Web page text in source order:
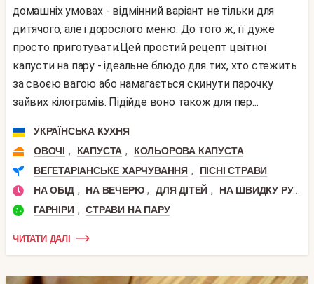
домашніх умовах - відмінний варіант не тільки для
дитячого, але і дорослого меню. До того ж, її дуже
просто приготувати.Цей простий рецепт цвітної
капусти на пару - ідеальне блюдо для тих, хто стежить
за своєю вагою або намагається скинути парочку
зайвих кілограмів. Підійде воно також для пер...
УКРАЇНСЬКА КУХНЯ
ОВОЧІ , КАПУСТА ,
КОЛЬОРОВА КАПУСТА
ВЕГЕТАРІАНСЬКЕ ХАРЧУВАННЯ ,
ПІСНІ СТРАВИ
НА ОБІД , НА ВЕЧЕРЮ , ДЛЯ ДІТЕЙ ,
НА ШВИДКУ РУКУ
ГАРНІРИ , СТРАВИ НА ПАРУ
ЧИТАТИ ДАЛІ